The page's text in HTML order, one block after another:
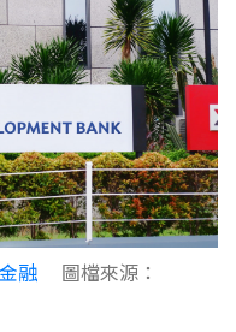
融
圖檔來源：